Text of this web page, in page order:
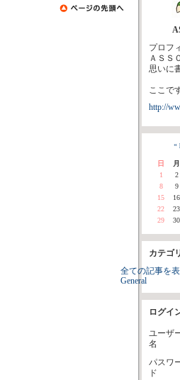
プロフ
ＡＳＳ
思いに
↓
ここで
http://
«
日
月
1
2
8
9
15
16
22
23
29
30
カテゴ
全ての記事を
General
ログイ
ユーザ
名
パスワ
ド